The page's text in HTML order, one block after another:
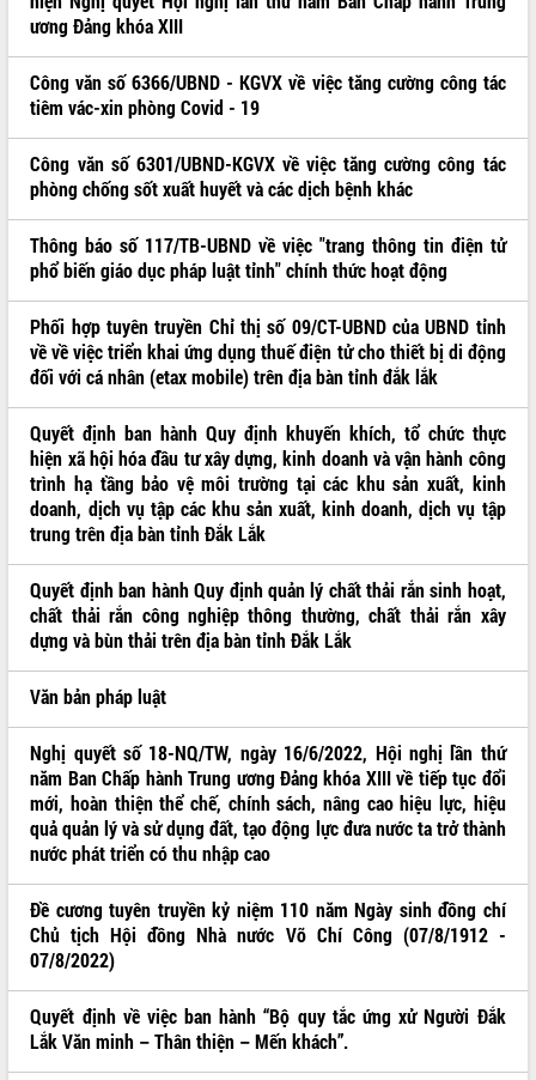
ương Đảng khóa XIII
Công văn số 6366/UBND - KGVX về việc tăng cường công tác
tiêm vác-xin phòng Covid - 19
Công văn số 6301/UBND-KGVX về việc tăng cường công tác
phòng chống sốt xuất huyết và các dịch bệnh khác
Thông báo số 117/TB-UBND về việc "trang thông tin điện tử
phổ biến giáo dục pháp luật tỉnh" chính thức hoạt động
Phối hợp tuyên truyền Chỉ thị số 09/CT-UBND của UBND tỉnh
về về việc triển khai ứng dụng thuế điện tử cho thiết bị di động
đối với cá nhân (etax mobile) trên địa bàn tỉnh đắk lắk
Quyết định ban hành Quy định khuyến khích, tổ chức thực
hiện xã hội hóa đầu tư xây dựng, kinh doanh và vận hành công
trình hạ tầng bảo vệ môi trường tại các khu sản xuất, kinh
doanh, dịch vụ tập các khu sản xuất, kinh doanh, dịch vụ tập
trung trên địa bàn tỉnh Đắk Lắk
Quyết định ban hành Quy định quản lý chất thải rắn sinh hoạt,
chất thải rắn công nghiệp thông thường, chất thải rắn xây
dựng và bùn thải trên địa bàn tỉnh Đắk Lắk
Văn bản pháp luật
Nghị quyết số 18-NQ/TW, ngày 16/6/2022, Hội nghị lần thứ
năm Ban Chấp hành Trung ương Đảng khóa XIII về tiếp tục đổi
mới, hoàn thiện thể chế, chính sách, nâng cao hiệu lực, hiệu
quả quản lý và sử dụng đất, tạo động lực đưa nước ta trở thành
nước phát triển có thu nhập cao
Đề cương tuyên truyền kỷ niệm 110 năm Ngày sinh đồng chí
Chủ tịch Hội đồng Nhà nước Võ Chí Công (07/8/1912 -
07/8/2022)
Quyết định về việc ban hành “Bộ quy tắc ứng xử Người Đắk
Lắk Văn minh – Thân thiện – Mến khách”.